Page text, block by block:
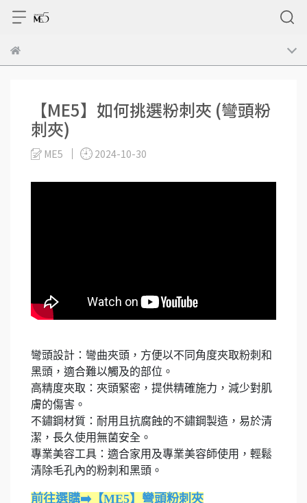
【ME5】如何挑選粉刺夾 (彎頭粉
刺夾)
ME5 2024-10-30
彎頭設計：彎曲夾頭，方便以不同角度夾取粉刺和
黑頭，適合難以觸及的部位。
高精度夾取：夾頭緊密，提供精確施力，減少對肌
膚的傷害。
不鏽鋼材質：耐用且抗腐蝕的不鏽鋼製造，易於清
潔，長久使用無菌安全。
專業美容工具：適合家用及專業美容師使用，輕鬆
清除毛孔內的粉刺和黑頭。
前往選購➡️【ME5】彎頭粉刺夾